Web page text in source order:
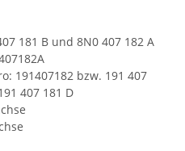
181 B und 8N0 407 182 A
191407182 bzw. 191 407
407 181 D